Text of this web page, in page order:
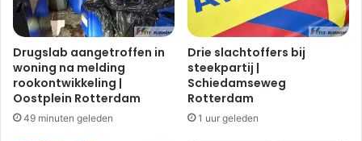
Drugslab aangetroffen in
woning na melding
rookontwikkeling |
Oostplein Rotterdam
49 minuten geleden
Drie slachtoffers bij
steekpartij |
Schiedamseweg
Rotterdam
1 uur geleden